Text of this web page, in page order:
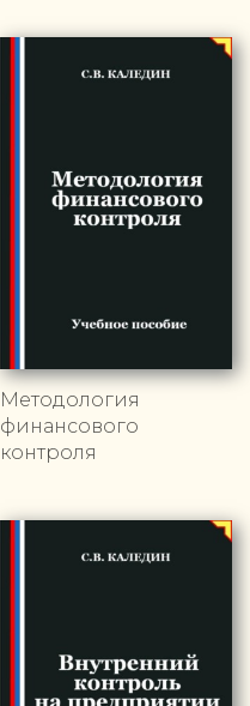
Методология
финансового
контроля